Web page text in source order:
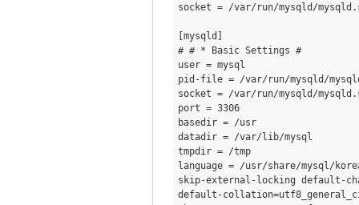
socket = /var/run/mysqld/
# # * Basic Settings #
user = mysql
pid-file = /var/run/mysqld/
socket = /var/run/mysqld/
port = 3306
basedir = /usr
datadir = /var/lib/mysql
tmpdir = /tmp
language = /usr/share/mysql/
skip-external-locking default-
default-collation=utf8 _general_